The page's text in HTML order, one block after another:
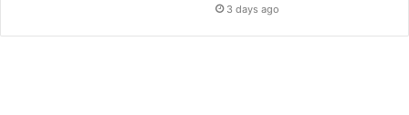
3 days ago